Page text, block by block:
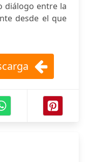
diálogo entre la
desde el que